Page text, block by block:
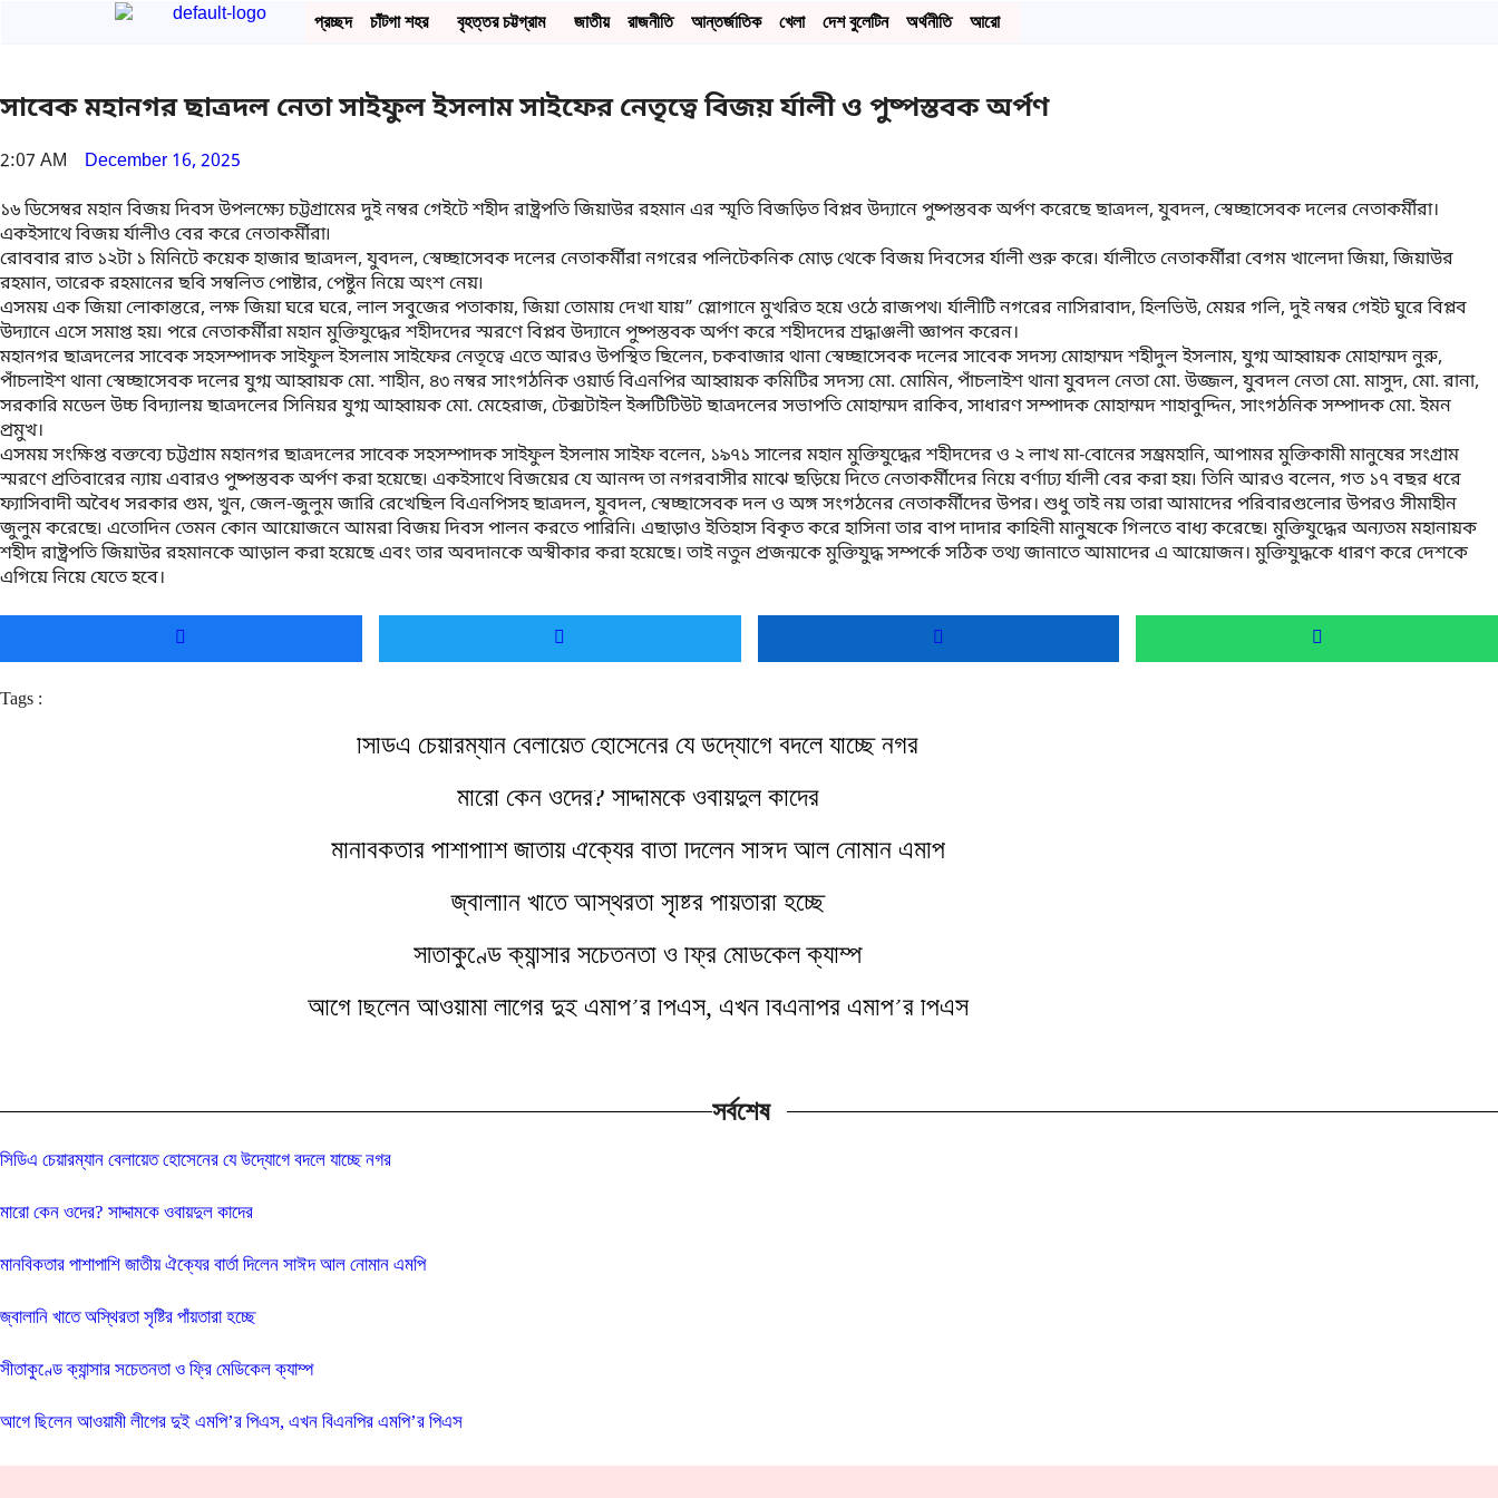
প্রচ্ছদ চাঁটগা শহর বৃহত্তর চট্টগ্রাম জাতীয় রাজনীতি আন্তর্জাতিক খেলা দেশ বুলেটিন অর্থনীতি আরো
সাবেক মহানগর ছাত্রদল নেতা সাইফুল ইসলাম সাইফের নেতৃত্বে বিজয় র্যালী ও পুষ্পস্তবক অর্পণ
2:07 AM
December 16, 2025
১৬ ডিসেম্বর মহান বিজয় দিবস উপলক্ষ্যে চট্টগ্রামের দুই নম্বর গেইটে শহীদ রাষ্ট্রপতি জিয়াউর রহমান এর স্মৃতি বিজড়িত বিপ্লব উদ্যানে পুষ্পস্তবক অর্পণ করেছে ছাত্রদল, যুবদল, স্বেচ্ছাসেবক দলের নেতাকর্মীরা।
একইসাথে বিজয় র্যালীও বের করে নেতাকর্মীরা৷
রোববার রাত ১২টা ১ মিনিটে কয়েক হাজার ছাত্রদল, যুবদল, স্বেচ্ছাসেবক দলের নেতাকর্মীরা নগরের পলিটেকনিক মোড় থেকে বিজয় দিবসের র্যালী শুরু করে৷ র্যালীতে নেতাকর্মীরা বেগম খালেদা জিয়া, জিয়াউর
রহমান, তারেক রহমানের ছবি সম্বলিত পোষ্টার, পেষ্টুন নিয়ে অংশ নেয়৷
এসময় এক জিয়া লোকান্তরে, লক্ষ জিয়া ঘরে ঘরে, লাল সবুজের পতাকায়, জিয়া তোমায় দেখা যায়” স্লোগানে মুখরিত হয়ে ওঠে রাজপথ৷ র্যালীটি নগরের নাসিরাবাদ, হিলভিউ, মেয়র গলি, দুই নম্বর গেইট ঘুরে বিপ্লব
উদ্যানে এসে সমাপ্ত হয়৷ পরে নেতাকর্মীরা মহান মুক্তিযুদ্ধের শহীদদের স্মরণে বিপ্লব উদ্যানে পুষ্পস্তবক অর্পণ করে শহীদদের শ্রদ্ধাঞ্জলী জ্ঞাপন করেন।
মহানগর ছাত্রদলের সাবেক সহসম্পাদক সাইফুল ইসলাম সাইফের নেতৃত্বে এতে আরও উপস্থিত ছিলেন, চকবাজার থানা স্বেচ্ছাসেবক দলের সাবেক সদস্য মোহাম্মদ শহীদুল ইসলাম, যুগ্ম আহ্বায়ক মোহাম্মদ নুরু,
পাঁচলাইশ থানা স্বেচ্ছাসেবক দলের যুগ্ম আহ্বায়ক মো. শাহীন, ৪৩ নম্বর সাংগঠনিক ওয়ার্ড বিএনপির আহ্বায়ক কমিটির সদস্য মো. মোমিন, পাঁচলাইশ থানা যুবদল নেতা মো. উজ্জল, যুবদল নেতা মো. মাসুদ, মো. রানা,
সরকারি মডেল উচ্চ বিদ্যালয় ছাত্রদলের সিনিয়র যুগ্ম আহ্বায়ক মো. মেহেরাজ, টেক্সটাইল ইন্সটিটিউট ছাত্রদলের সভাপতি মোহাম্মদ রাকিব, সাধারণ সম্পাদক মোহাম্মদ শাহাবুদ্দিন, সাংগঠনিক সম্পাদক মো. ইমন
প্রমুখ।
এসময় সংক্ষিপ্ত বক্তব্যে চট্টগ্রাম মহানগর ছাত্রদলের সাবেক সহসম্পাদক সাইফুল ইসলাম সাইফ বলেন, ১৯৭১ সালের মহান মুক্তিযুদ্ধের শহীদদের ও ২ লাখ মা-বোনের সম্ভ্রমহানি, আপামর মুক্তিকামী মানুষের সংগ্রাম
স্মরণে প্রতিবারের ন্যায় এবারও পুষ্পস্তবক অর্পণ করা হয়েছে৷ একইসাথে বিজয়ের যে আনন্দ তা নগরবাসীর মাঝে ছড়িয়ে দিতে নেতাকর্মীদের নিয়ে বর্ণাঢ্য র্যালী বের করা হয়৷ তিনি আরও বলেন, গত ১৭ বছর ধরে
ফ্যাসিবাদী অবৈধ সরকার গুম, খুন, জেল-জুলুম জারি রেখেছিল বিএনপিসহ ছাত্রদল, যুবদল, স্বেচ্ছাসেবক দল ও অঙ্গ সংগঠনের নেতাকর্মীদের উপর। শুধু তাই নয় তারা আমাদের পরিবারগুলোর উপরও সীমাহীন
জুলুম করেছে৷ এতোদিন তেমন কোন আয়োজনে আমরা বিজয় দিবস পালন করতে পারিনি৷ এছাড়াও ইতিহাস বিকৃত করে হাসিনা তার বাপ দাদার কাহিনী মানুষকে গিলতে বাধ্য করেছে৷ মুক্তিযুদ্ধের অন্যতম মহানায়ক
শহীদ রাষ্ট্রপতি জিয়াউর রহমানকে আড়াল করা হয়েছে এবং তার অবদানকে অস্বীকার করা হয়েছে। তাই নতুন প্রজন্মকে মুক্তিযুদ্ধ সম্পর্কে সঠিক তথ্য জানাতে আমাদের এ আয়োজন। মুক্তিযুদ্ধকে ধারণ করে দেশকে
এগিয়ে নিয়ে যেতে হবে।
Tags :
সিডিএ চেয়ারম্যান বেলায়েত হোসেনের যে উদ্যোগে বদলে যাচ্ছে নগর
মারো কেন ওদের? সাদ্দামকে ওবায়দুল কাদের
মানবিকতার পাশাপাশি জাতীয় ঐক্যের বার্তা দিলেন সাঈদ আল নোমান এমপি
জ্বালানি খাতে অস্থিরতা সৃষ্টির পাঁয়তারা হচ্ছে
সীতাকুণ্ডে ক্যান্সার সচেতনতা ও ফ্রি মেডিকেল ক্যাম্প
আগে ছিলেন আওয়ামী লীগের দুই এমপি’র পিএস, এখন বিএনপির এমপি’র পিএস
সর্বশেষ
সিডিএ চেয়ারম্যান বেলায়েত হোসেনের যে উদ্যোগে বদলে যাচ্ছে নগর
মারো কেন ওদের? সাদ্দামকে ওবায়দুল কাদের
মানবিকতার পাশাপাশি জাতীয় ঐক্যের বার্তা দিলেন সাঈদ আল নোমান এমপি
জ্বালানি খাতে অস্থিরতা সৃষ্টির পাঁয়তারা হচ্ছে
সীতাকুণ্ডে ক্যান্সার সচেতনতা ও ফ্রি মেডিকেল ক্যাম্প
আগে ছিলেন আওয়ামী লীগের দুই এমপি’র পিএস, এখন বিএনপির এমপি’র পিএস